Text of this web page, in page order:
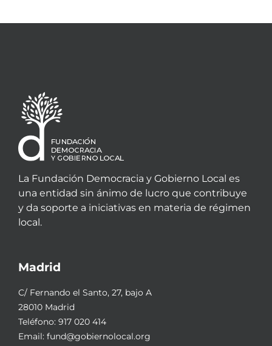
La Fundación Democracia y Gobierno Local es
una entidad sin ánimo de lucro que contribuye
y da soporte a iniciativas en materia de régimen
local.
Madrid
C/ Fernando el Santo, 27, bajo A
28010 Madrid
Teléfono: 917 020 414
Email: fund@gobiernolocal.org